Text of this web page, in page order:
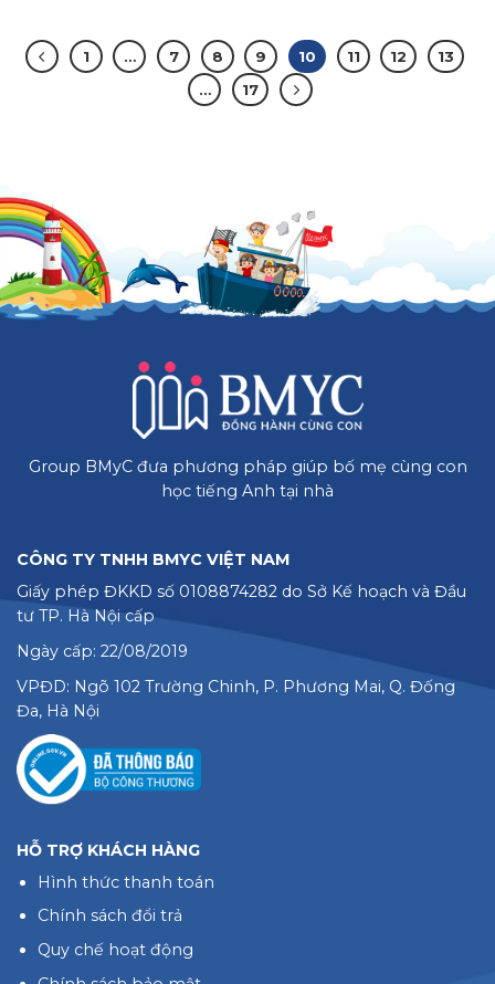
1 … 7 8 9 10 11 12
13
…
17
Group BMyC đưa phương pháp giúp bố mẹ cùng con
học tiếng Anh tại nhà
CÔNG TY TNHH BMYC VIỆT NAM
Giấy phép ĐKKD số 0108874282 do Sở Kế hoạch và Đầu
tư TP. Hà Nội cấp
Ngày cấp: 22/08/2019
VPĐD: Ngõ 102 Trường Chinh, P. Phương Mai, Q. Đống
Đa, Hà Nội
HỖ TRỢ KHÁCH HÀNG
Hình thức thanh toán
Chính sách đổi trả
Quy chế hoạt động